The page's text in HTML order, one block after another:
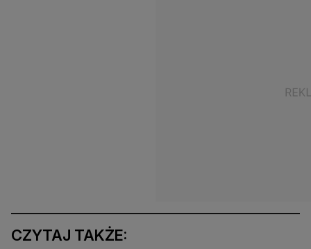
CZYTAJ TAKŻE: